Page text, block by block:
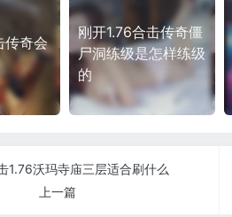
传奇会
刚开1.76合击传奇僵
尸洞练级是怎样练级
的
1.76沃玛寺庙三层适合刷什么
上一篇